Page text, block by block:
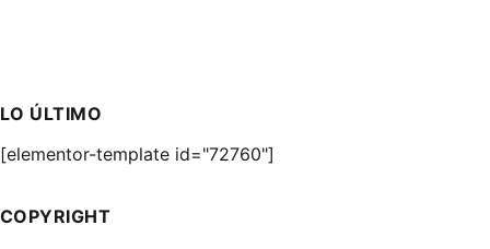
LO ÚLTIMO
[elementor-template id="72760"]
COPYRIGHT